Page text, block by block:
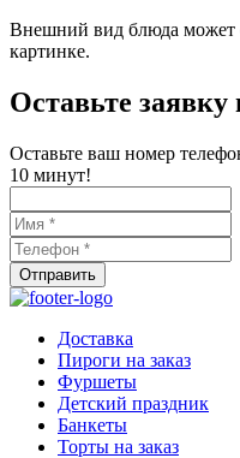
Внешний вид блюда может
картинке.
Оставьте заявку
Оставьте ваш номер
10 минут!
Доставка
Пироги на заказ
Фуршеты
Детский праздник
Банкеты
Торты на заказ